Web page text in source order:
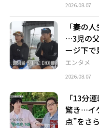
2026.08.07
エンタメ
「妻の
…3児の
ージ下
2026.08.07
「13分
驚き…イ
点”をさ